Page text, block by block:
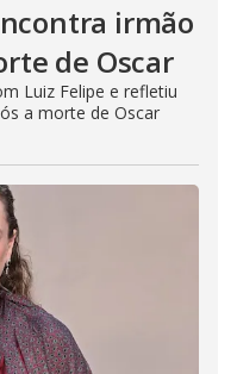
irmão
de Oscar
Luiz Felipe e refletiu
a morte de Oscar